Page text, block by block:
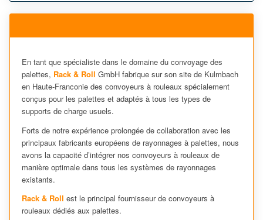
En tant que spécialiste dans le domaine du convoyage des
palettes, Rack & Roll GmbH fabrique sur son site de Kulmbach
en Haute-Franconie des convoyeurs à rouleaux spécialement
conçus pour les palettes et adaptés à tous les types de
supports de charge usuels.
Forts de notre expérience prolongée de collaboration avec les
principaux fabricants européens de rayonnages à palettes, nous
avons la capacité d’intégrer nos convoyeurs à rouleaux de
manière optimale dans tous les systèmes de rayonnages
existants.
Rack & Roll est le principal fournisseur de convoyeurs à
rouleaux dédiés aux palettes.